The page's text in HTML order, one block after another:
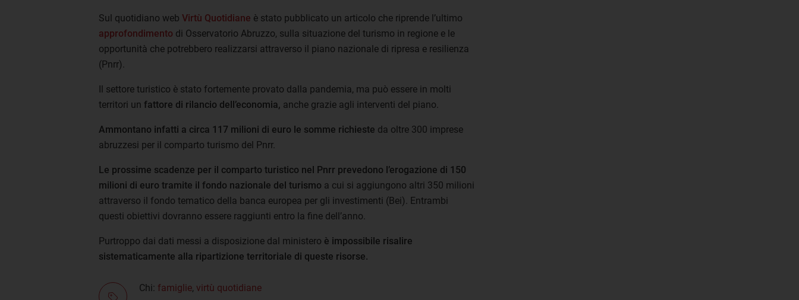
Sul quotidiano web Virtù Quotidiane è stato pubblicato un articolo che riprende l’ultimo
approfondimento di Osservatorio Abruzzo, sulla situazione del turismo in regione e le
opportunità che potrebbero realizzarsi attraverso il piano nazionale di ripresa e resilienza
(Pnrr).
Il settore turistico è stato fortemente provato dalla pandemia, ma può essere in molti
territori un fattore di rilancio dell’economia, anche grazie agli interventi del piano.
Ammontano infatti a circa 117 milioni di euro le somme richieste da oltre 300 imprese
abruzzesi per il comparto turismo del Pnrr.
Le prossime scadenze per il comparto turistico nel Pnrr prevedono l’erogazione di 150
milioni di euro tramite il fondo nazionale del turismo a cui si aggiungono altri 350 milioni
attraverso il fondo tematico della banca europea per gli investimenti (Bei). Entrambi
questi obiettivi dovranno essere raggiunti entro la fine dell’anno.
Purtroppo dai dati messi a disposizione dal ministero è impossibile risalire
sistematicamente alla ripartizione territoriale di queste risorse.
Chi: famiglie, virtù quotidiane